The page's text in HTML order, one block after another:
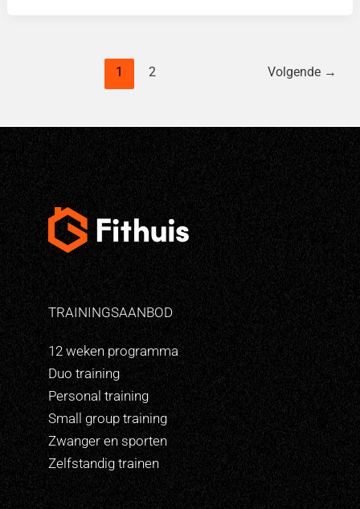
1 2 Volgende →
TRAININGSAANBOD
12 weken programma
Duo training
Personal training
Small group training
Zwanger en sporten
Zelfstandig trainen